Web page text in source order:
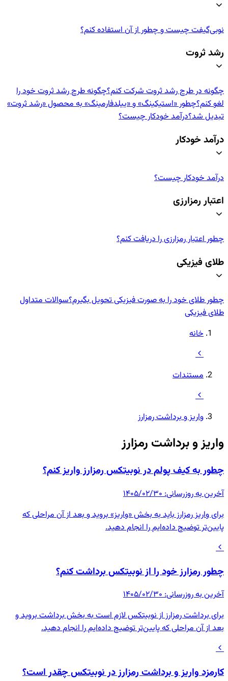
نوبی‌گیفت چیست و چطور از آن استفاده کنم؟
رشد ثروت
چگونه در طرح رشد ثروت شرکت کنم؟چگونه طرح رشد ثروت خود را
لغو کنم؟چطور «استیکینگ» و «ییلدفارمینگ» به محصول «رشد ثروت»
تبدیل شد؟درآمد خودکار چیست؟
درآمد خودکار
درآمد خودکار چیست؟
اعتبار رمزارزی
چطور اعتبار رمزارزی‌ را دریافت کنم؟
طلای فیزیکی
چطور طلای خود را به صورت فیزیکی تحویل بگیرم؟سوالات متداول
طلای فیزیکی
خانه
مستندات
واریز و برداشت رمزارز
واریز و برداشت رمزارز
چطور به کیف پولم در نوبیتکس رمزارز واریز کنم؟
آخرین به روزرسانی:۱۴۰۵/۰۲/۳۰
برای واریز رمزارز باید به بخش «واریز» بروید و بعد از آن مراحلی که
پایین‌تر توضیح داده‌ایم را انجام دهید.
چطور رمزارز خود را از نوبیتکس برداشت کنم؟
آخرین به روزرسانی:۱۴۰۵/۰۲/۳۰
برای برداشت رمزارز از نوبیتکس لازم است به بخش برداشت بروید و
بعد از آن مراحلی که پایین‌تر توضیح داده‌ایم را انجام دهید.
کارمزد واریز و برداشت رمزارز در نوبیتکس چقدر است؟